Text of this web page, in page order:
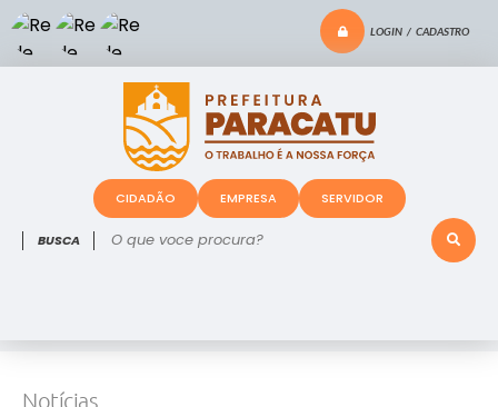
LOGIN / CADASTRO
O que voce procura?
CIDADÃO EMPRESA SERVIDOR
Notícias